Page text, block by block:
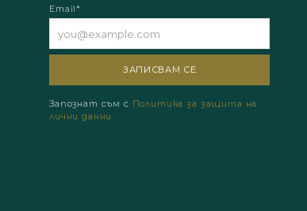
Email*
Запознат съм с Политика за защита на
лични данни